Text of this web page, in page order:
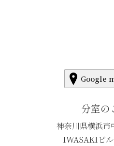
Google
分室の
神奈川県横浜市
IWASAKIビ